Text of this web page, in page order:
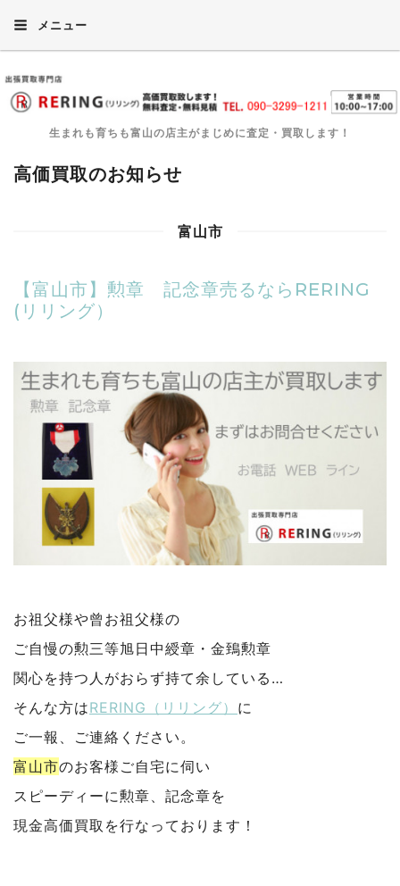
メニュー
生まれも育ちも富山の店主がまじめに査定・買取します！
高価買取のお知らせ
富山市
【富山市】勲章 記念章売るならRERING
(リリング）
お祖父様や曾お祖父様の
ご自慢の勲三等旭日中綬章・金鵄勲章
関心を持つ人がおらず持て余している…
そんな方はRERING（リリング） に
ご一報、ご連絡 ください。
富山市のお客様ご自宅に伺い
スピーディーに勲章、記念章を
現金高価買取を行なっております！